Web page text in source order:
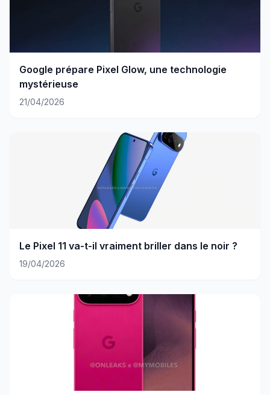
Google prépare Pixel Glow, une technologie
mystérieuse
21/04/2026
Le Pixel 11 va-t-il vraiment briller dans le noir ?
19/04/2026